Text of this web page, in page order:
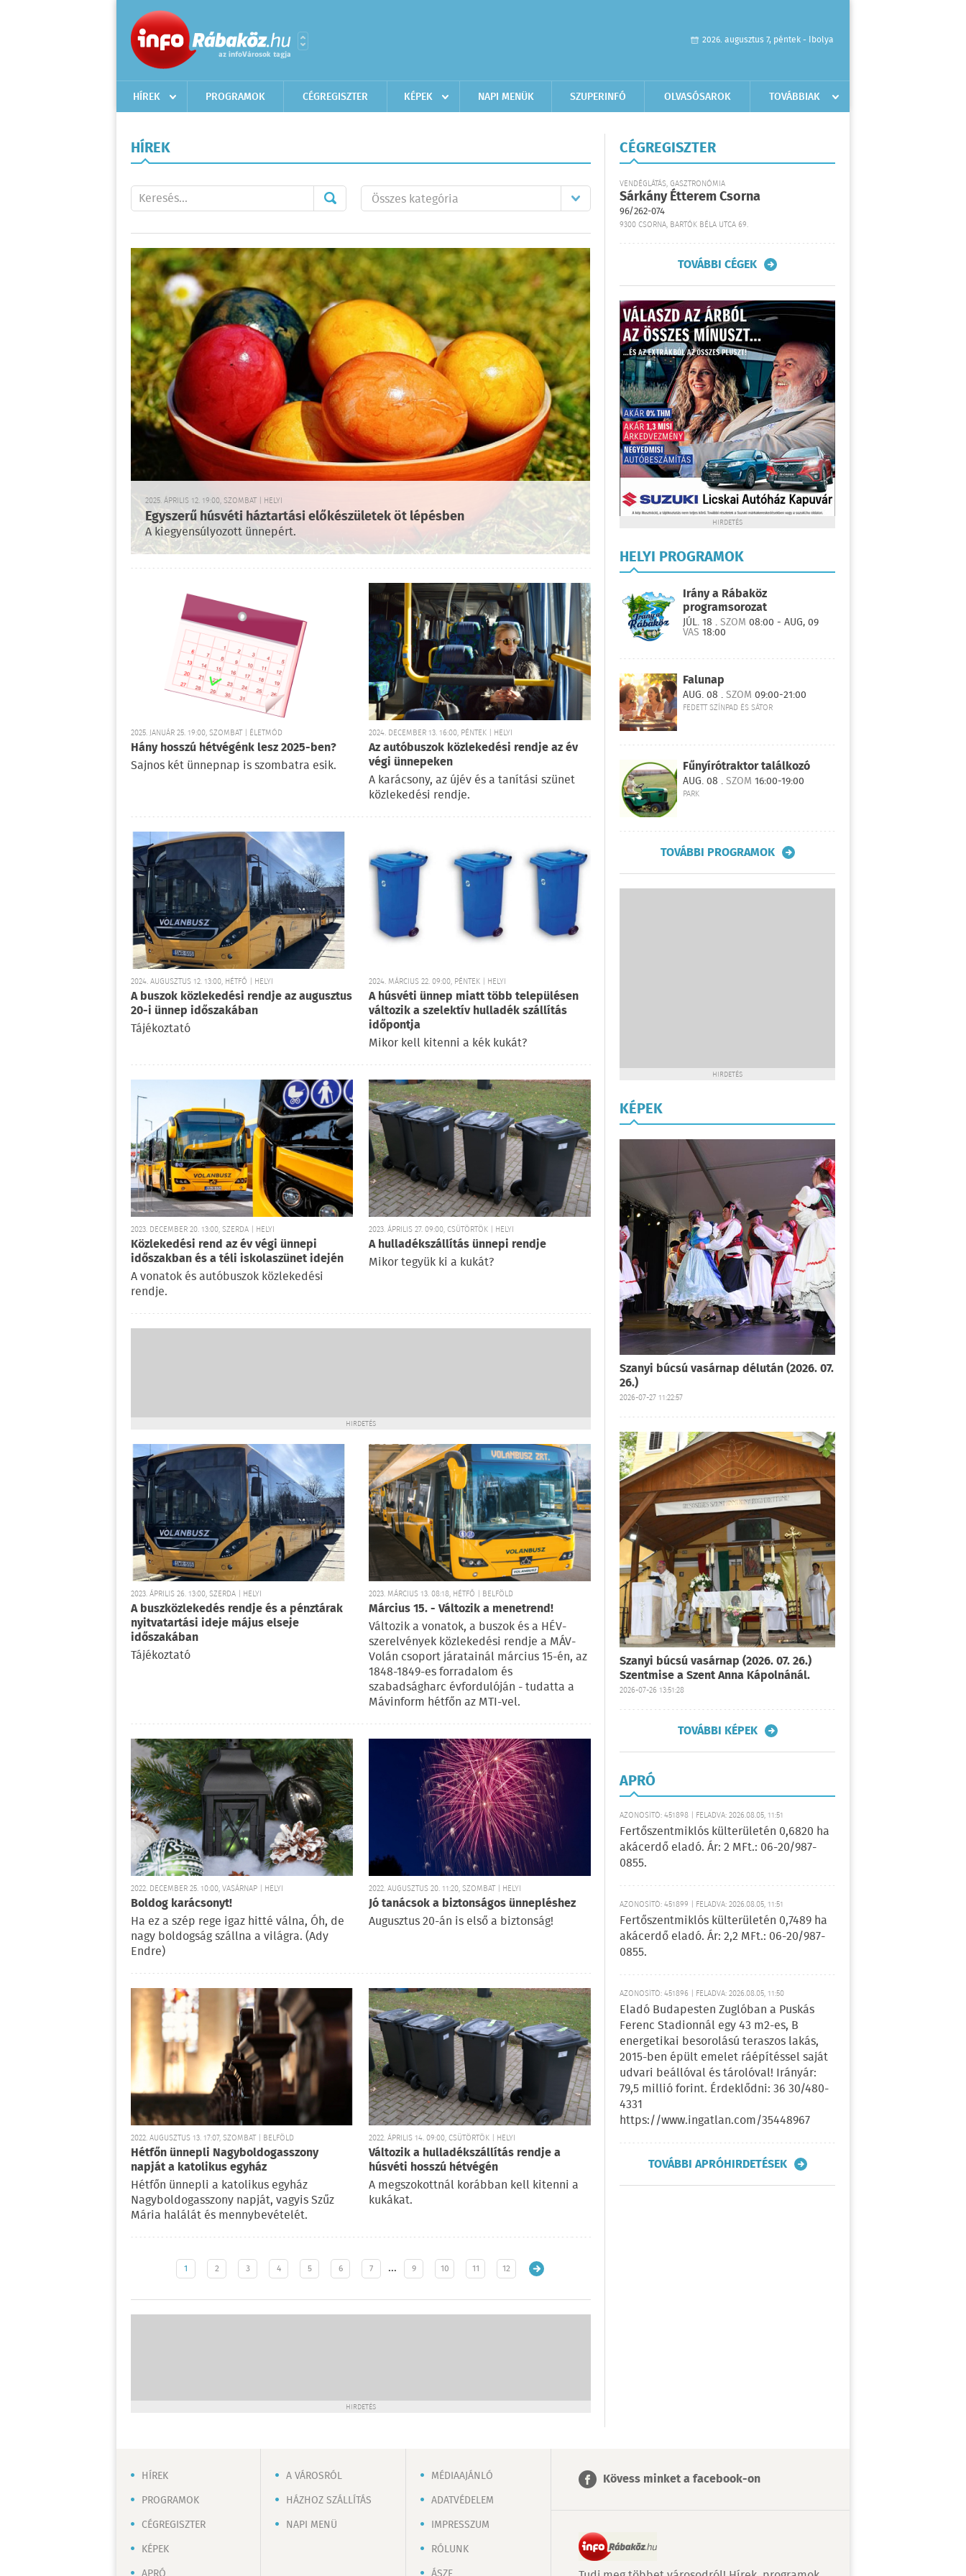
2026. augusztus 7, péntek - Ibolya
HÍREK PROGRAMOK CÉGREGISZTER KÉPEK NAPI MENÜK SZUPERINFÓ OLVASÓSAROK TOVÁBBIAK
HÍREK
2025. ÁPRILIS 12. 19:00, SZOMBAT | HELYI
Egyszerű húsvéti háztartási előkészületek öt lépésben
A kiegyensúlyozott ünnepért.
2025. JANUÁR 25. 19:00, SZOMBAT | ÉLETMÓD
Hány hosszú hétvégénk lesz 2025-ben?
Sajnos két ünnepnap is szombatra esik.
2024. DECEMBER 13. 16:00, PÉNTEK | HELYI
Az autóbuszok közlekedési rendje az év
végi ünnepeken
A karácsony, az újév és a tanítási szünet
közlekedési rendje.
2024. AUGUSZTUS 12. 13:00, HÉTFŐ | HELYI
A buszok közlekedési rendje az augusztus
20-i ünnep időszakában
Tájékoztató
2024. MÁRCIUS 22. 09:00, PÉNTEK | HELYI
A húsvéti ünnep miatt több településen
változik a szelektív hulladék szállítás
időpontja
Mikor kell kitenni a kék kukát?
2023. DECEMBER 20. 13:00, SZERDA | HELYI
Közlekedési rend az év végi ünnepi
időszakban és a téli iskolaszünet idején
A vonatok és autóbuszok közlekedési
rendje.
2023. ÁPRILIS 27. 09:00, CSÜTÖRTÖK | HELYI
A hulladékszállítás ünnepi rendje
Mikor tegyük ki a kukát?
HIRDETÉS
2023. ÁPRILIS 26. 13:00, SZERDA | HELYI
A buszközlekedés rendje és a pénztárak
nyitvatartási ideje május elseje
időszakában
Tájékoztató
2023. MÁRCIUS 13. 08:18, HÉTFŐ | BELFÖLD
Március 15. - Változik a menetrend!
Változik a vonatok, a buszok és a HÉV-
szerelvények közlekedési rendje a MÁV-
Volán csoport járatainál március 15-én, az
1848-1849-es forradalom és
szabadságharc évfordulóján - tudatta a
Mávinform hétfőn az MTI-vel.
2022. DECEMBER 25. 10:00, VASÁRNAP | HELYI
Boldog karácsonyt!
Ha ez a szép rege igaz hitté válna, Óh, de
nagy boldogság szállna a világra. (Ady
Endre)
2022. AUGUSZTUS 20. 11:20, SZOMBAT | HELYI
Jó tanácsok a biztonságos ünnepléshez
Augusztus 20-án is első a biztonság!
2022. AUGUSZTUS 13. 17:07, SZOMBAT | BELFÖLD
Hétfőn ünnepli Nagyboldogasszony
napját a katolikus egyház
Hétfőn ünnepli a katolikus egyház
Nagyboldogasszony napját, vagyis Szűz
Mária halálát és mennybevételét.
2022. ÁPRILIS 14. 09:00, CSÜTÖRTÖK | HELYI
Változik a hulladékszállítás rendje a
húsvéti hosszú hétvégén
A megszokottnál korábban kell kitenni a
kukákat.
1 2 3 4 5 6 7 … 9 10 11 12
HIRDETÉS
CÉGREGISZTER
VENDÉGLÁTÁS, GASZTRONÓMIA
Sárkány Étterem Csorna
96/262-074
9300 CSORNA, BARTÓK BÉLA UTCA 69.
TOVÁBBI CÉGEK
HIRDETÉS
HELYI PROGRAMOK
Irány a Rábaköz
programsorozat
JÚL. 18 .SZOM 08:00 - AUG, 09
VAS 18:00
Falunap
AUG. 08 .SZOM 09:00-21:00
FEDETT SZÍNPAD ÉS SÁTOR
Fűnyírótraktor találkozó
AUG. 08 .SZOM 16:00-19:00
PARK
TOVÁBBI PROGRAMOK
HIRDETÉS
KÉPEK
Szanyi búcsú vasárnap délután (2026. 07.
26.)
2026-07-27 11:22:57
Szanyi búcsú vasárnap (2026. 07. 26.)
Szentmise a Szent Anna Kápolnánál.
2026-07-26 13:51:28
TOVÁBBI KÉPEK
APRÓ
AZONOSÍTÓ: 451898 | FELADVA: 2026.08.05, 11:51
Fertőszentmiklós külterületén 0,6820 ha
akácerdő eladó. Ár: 2 MFt.: 06-20/987-
0855.
AZONOSÍTÓ: 451899 | FELADVA: 2026.08.05, 11:51
Fertőszentmiklós külterületén 0,7489 ha
akácerdő eladó. Ár: 2,2 MFt.: 06-20/987-
0855.
AZONOSÍTÓ: 451896 | FELADVA: 2026.08.05, 11:50
Eladó Budapesten Zuglóban a Puskás
Ferenc Stadionnál egy 43 m2-es, B
energetikai besorolású teraszos lakás,
2015-ben épült emelet ráépítéssel saját
udvari beállóval és tárolóval! Irányár:
79,5 millió forint. Érdeklődni: 36 30/480-
4331
https://www.ingatlan.com/35448967
TOVÁBBI APRÓHIRDETÉSEK
HÍREK
PROGRAMOK
CÉGREGISZTER
KÉPEK
A VÁROSRÓL
HÁZHOZ SZÁLLÍTÁS
NAPI MENÜ
MÉDIAAJÁNLÓ
ADATVÉDELEM
IMPRESSZUM
RÓLUNK
Kövess minket a facebook-on